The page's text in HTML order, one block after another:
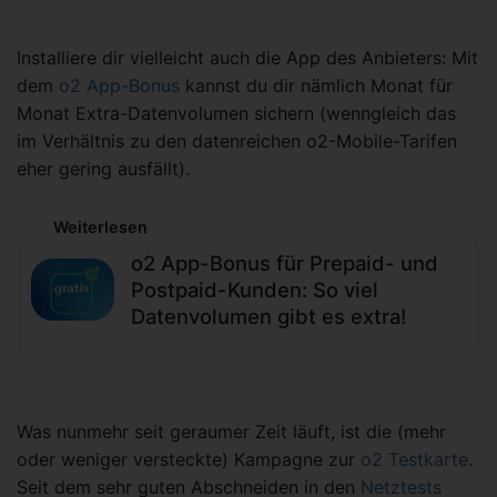
Installiere dir vielleicht auch die App des Anbieters: Mit
dem o2 App-Bonus kannst du dir nämlich Monat für
Monat Extra-Datenvolumen sichern (wenngleich das
im Verhältnis zu den datenreichen o2-Mobile-Tarifen
eher gering ausfällt).
Weiterlesen
o2 App-Bonus für Prepaid- und
Postpaid-Kunden: So viel
Datenvolumen gibt es extra!
Was nunmehr seit geraumer Zeit läuft, ist die (mehr
oder weniger versteckte) Kampagne zur o2 Testkarte.
Seit dem sehr guten Abschneiden in den Netztests